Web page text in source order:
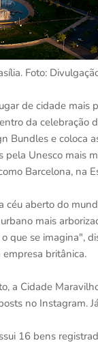
Foto:
de cidade
da celebração
Bundles e coloca
pela Unesco mais
Barcelona, na
céu aberto do
mais
que se imagina",
britânica.
a Cidade
no Instagram.
16 bens